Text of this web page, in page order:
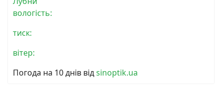
вологість:
тиск:
вітер:
Погода на 10 днів відsinoptik.ua